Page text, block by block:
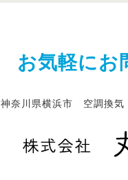
お気軽にお
神奈川県横浜市 空調換気